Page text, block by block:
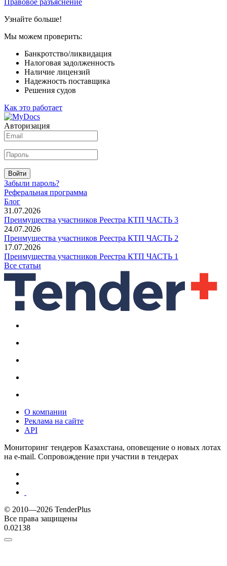
Узнайте больше!
Мы можем проверить:
Банкротство/ликвидация
Налоговая задолженность
Наличие лицензий
Надежность поставщика
Решения судов
Как это работает
Авторизация
Войти
Забыли пароль?
Реферальная программа
Блог
31.07.2026
Преимущества участников Реестра КТП ЧАСТЬ 3
24.07.2026
Преимущества участников Реестра КТП ЧАСТЬ 2
17.07.2026
Преимущества участников Реестра КТП ЧАСТЬ 1
Все статьи
О компании
Реклама на сайте
API
Мониторинг тендеров Казахстана, оповещение о новых лотах
на e-mail. Сопровождение при участии в тендерах
© 2010—2026 TenderPlus
Все права защищены
0.02138